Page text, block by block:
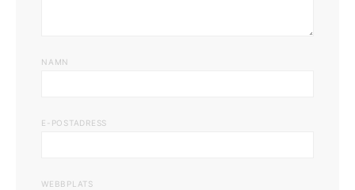
NAMN
E-POSTADRESS
WEBBPLATS